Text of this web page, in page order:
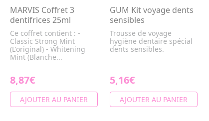
MARVIS Coffret 3
dentifrices 25ml
Ce coffret contient : -
Classic Strong Mint
(L'original) - Whitening
Mint (Blanche...
8,87€
AJOUTER AU PANIER
GUM Kit voyage dents
sensibles
Trousse de voyage
hygiène dentaire spécial
dents sensibles.
5,16€
AJOUTER AU PANIER